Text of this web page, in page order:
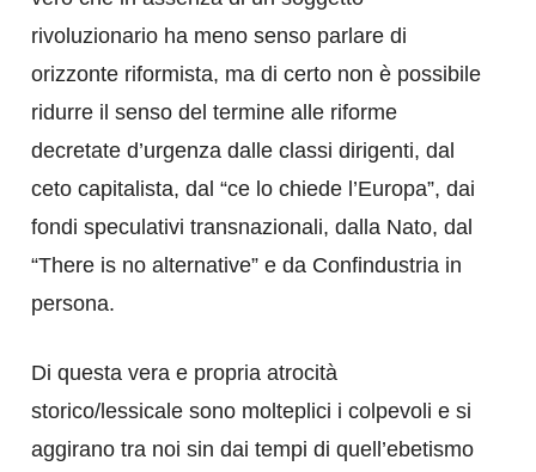
rivoluzionario ha meno senso parlare di
orizzonte riformista, ma di certo non è possibile
ridurre il senso del termine alle riforme
decretate d’urgenza dalle classi dirigenti, dal
ceto capitalista, dal “ce lo chiede l’Europa”, dai
fondi speculativi transnazionali, dalla Nato, dal
“There is no alternative” e da Confindustria in
persona.
Di questa vera e propria atrocità
storico/lessicale sono molteplici i colpevoli e si
aggirano tra noi sin dai tempi di quell’ebetismo